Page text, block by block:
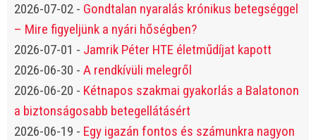
2026-07-02 - Gondtalan nyaralás krónikus betegséggel
– Mire figyeljünk a nyári hőségben?
2026-07-01 - Jamrik Péter HTE életműdíjat kapott
2026-06-30 - A rendkívüli melegről
2026-06-20 - Kétnapos szakmai gyakorlás a Balatonon
a biztonságosabb betegellátásért
2026-06-19 - Egy igazán fontos és számunkra nagyon